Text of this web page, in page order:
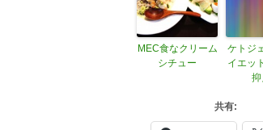
MEC食なクリーム
シチュー
ケトジ
イエッ
共有: